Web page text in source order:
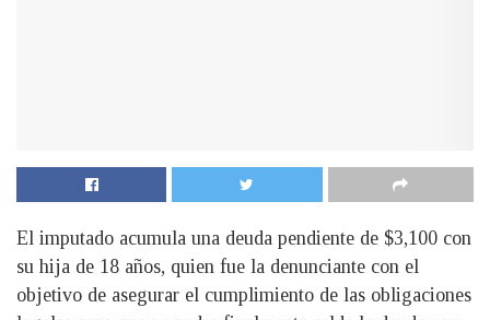
El imputado acumula una deuda pendiente de $3,100 con
su hija de 18 años, quien fue la denunciante con el
objetivo de asegurar el cumplimiento de las obligaciones